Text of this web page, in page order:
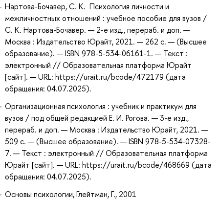
Нартова-Бочавер, С. К. Психология личности и
межличностных отношений : учебное пособие для вузов /
С. К. Нартова-Бочавер. — 2-е изд., перераб. и доп. —
Москва : Издательство Юрайт, 2021. — 262 с. — (Высшее
образование). — ISBN 978-5-534-06161-1. — Текст :
электронный // Образовательная платформа Юрайт
[сайт]. — URL: https://urait.ru/bcode/472179 (дата
обращения: 04.07.2025).
Организационная психология : учебник и практикум для
вузов / под общей редакцией Е. И. Рогова. — 3-е изд.,
перераб. и доп. — Москва : Издательство Юрайт, 2021. —
509 с. — (Высшее образование). — ISBN 978-5-534-07328-
7. — Текст : электронный // Образовательная платформа
Юрайт [сайт]. — URL: https://urait.ru/bcode/468669 (дата
обращения: 04.07.2025).
Основы психологии, Глейтман, Г., 2001